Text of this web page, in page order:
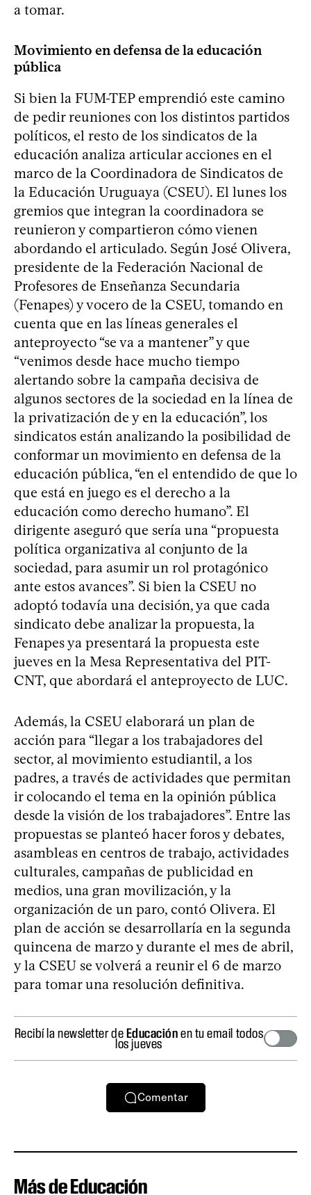
a tomar.
Movimiento en defensa de la educación
pública
Si bien la FUM-TEP emprendió este camino
de pedir reuniones con los distintos partidos
políticos, el resto de los sindicatos de la
educación analiza articular acciones en el
marco de la Coordinadora de Sindicatos de
la Educación Uruguaya (CSEU). El lunes los
gremios que integran la coordinadora se
reunieron y compartieron cómo vienen
abordando el articulado. Según José Olivera,
presidente de la Federación Nacional de
Profesores de Enseñanza Secundaria
(Fenapes) y vocero de la CSEU, tomando en
cuenta que en las líneas generales el
anteproyecto “se va a mantener” y que
“venimos desde hace mucho tiempo
alertando sobre la campaña decisiva de
algunos sectores de la sociedad en la línea de
la privatización de y en la educación”, los
sindicatos están analizando la posibilidad de
conformar un movimiento en defensa de la
educación pública, “en el entendido de que lo
que está en juego es el derecho a la
educación como derecho humano”. El
dirigente aseguró que sería una “propuesta
política organizativa al conjunto de la
sociedad, para asumir un rol protagónico
ante estos avances”. Si bien la CSEU no
adoptó todavía una decisión, ya que cada
sindicato debe analizar la propuesta, la
Fenapes ya presentará la propuesta este
jueves en la Mesa Representativa del PIT-
CNT, que abordará el anteproyecto de LUC.
Además, la CSEU elaborará un plan de
acción para “llegar a los trabajadores del
sector, al movimiento estudiantil, a los
padres, a través de actividades que permitan
ir colocando el tema en la opinión pública
desde la visión de los trabajadores”. Entre las
propuestas se planteó hacer foros y debates,
asambleas en centros de trabajo, actividades
culturales, campañas de publicidad en
medios, una gran movilización, y la
organización de un paro, contó Olivera. El
plan de acción se desarrollaría en la segunda
quincena de marzo y durante el mes de abril,
y la CSEU se volverá a reunir el 6 de marzo
para tomar una resolución definitiva.
Recibí la newsletter deEducaciónen tu email todos
los jueves
Comentar
Más de Educación